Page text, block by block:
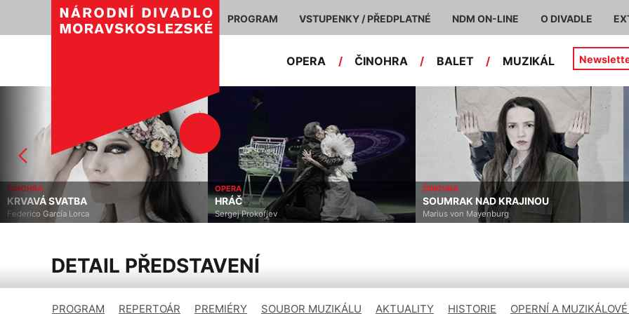
PROGRAM VSTUPENKY / PŘEDPLATNÉ NDM ON-LINE O DIVADLE
OPERA / ČINOHRA / BALET / MUZIKÁL
OPERA
HRÁČ
Sergej Prokofjev
ČINOHRA
SOUMRAK NAD KRAJINOU
Marius von Mayenburg
BALET
LABUTÍ JEZERO
Petr Iljič Čajkovskij
DETAIL PŘEDSTAVENÍ
PROGRAM REPERTOÁR PREMIÉRY SOUBOR MUZIKÁLU AKTUALITY HISTORIE OPERNÍ A